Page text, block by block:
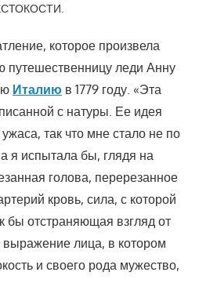
которое произвела
путешественницу леди Анну
Италию в 1779 году. «Эта
с натуры. Ее идея
так что мне стало не по
я испытала бы, глядя на
голова, перерезанное
кровь, сила, с которой
бы отстраняющая взгляд от
лица, в котором
и своего рода мужество,